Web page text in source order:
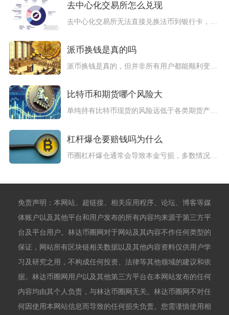
去中心化交易所怎么兑现
派币换钱是真的吗
派币换钱是真的，但并非所有用户都能顺利变现，且过程有严格门槛...
比特币和期货哪个风险大
单纯持有比特币现货的风险远低于各类期货产品，无论是传统大宗商...
杠杆爆仓要赔钱吗为什么
币圈杠杆爆仓通常会导致本金亏损，多数情况下仅损失账户内保证金...
免责声明：本网站、超链接、相关应用程序、论坛、博客等媒
体账户以及其他平台和用户发布的所有内容均来源于第三方平
台及平台用户。林达币圈网对于网站及其内容不作任何类型的
保证，网站所有区块链相关数据以及其他内容资料仅供用户学
习及研究之用，不构成任何投资、法律等其他领域的建议和依
据。林达币圈网用户以及其他第三方平台在本网站发布的任何
内容均由其个人负责，与林达币圈网无关。林达币圈网不对任
何因使用本网站信息而导致的任何损失负责。您需谨慎使用相